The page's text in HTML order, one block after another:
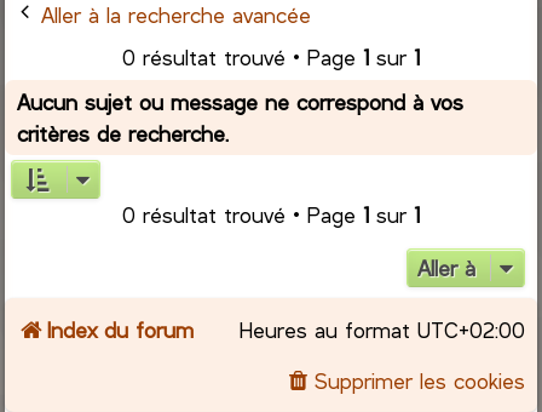
e
r
Aller à la recherche avancée
0 résultat trouvé • Page 1 sur 1
Aucun sujet ou message ne correspond à vos
critères de recherche.
0 résultat trouvé • Page 1 sur 1
Aller à
Index du forum Heures au format UTC+02:00
Supprimer les cookies